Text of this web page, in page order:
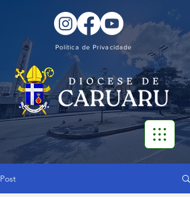
Política de Privacidade
Post